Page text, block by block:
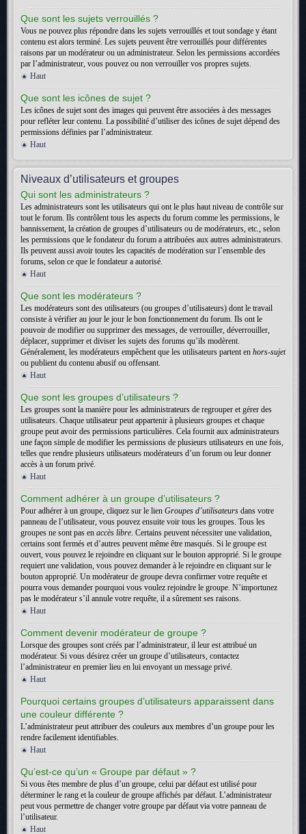
Que sont les sujets verrouillés ?
Vous ne pouvez plus répondre dans les sujets verrouillés et tout sondage y étant
contenu est alors terminé. Les sujets peuvent être verrouillés pour différentes
raisons par un modérateur ou un administrateur. Selon les permissions accordées
par l’administrateur, vous pouvez ou non verrouiller vos propres sujets.
Haut
Que sont les icônes de sujet ?
Les icônes de sujet sont des images qui peuvent être associées à des messages
pour refléter leur contenu. La possibilité d’utiliser des icônes de sujet dépend des
permissions définies par l’administrateur.
Haut
Niveaux d’utilisateurs et groupes
Qui sont les administrateurs ?
Les administrateurs sont les utilisateurs qui ont le plus haut niveau de contrôle sur
tout le forum. Ils contrôlent tous les aspects du forum comme les permissions, le
bannissement, la création de groupes d’utilisateurs ou de modérateurs, etc., selon
les permissions que le fondateur du forum a attribuées aux autres administrateurs.
Ils peuvent aussi avoir toutes les capacités de modération sur l’ensemble des
forums, selon ce que le fondateur a autorisé.
Haut
Que sont les modérateurs ?
Les modérateurs sont des utilisateurs (ou groupes d’utilisateurs) dont le travail
consiste à vérifier au jour le jour le bon fonctionnement du forum. Ils ont le
pouvoir de modifier ou supprimer des messages, de verrouiller, déverrouiller,
déplacer, supprimer et diviser les sujets des forums qu’ils modèrent.
Généralement, les modérateurs empêchent que les utilisateurs partent en hors-sujet
ou publient du contenu abusif ou offensant.
Haut
Que sont les groupes d’utilisateurs ?
Les groupes sont la manière pour les administrateurs de regrouper et gérer des
utilisateurs. Chaque utilisateur peut appartenir à plusieurs groupes et chaque
groupe peut avoir des permissions particulières. Cela fournit aux administrateurs
une façon simple de modifier les permissions de plusieurs utilisateurs en une fois,
telles que rendre plusieurs utilisateurs modérateurs d’un forum ou leur donner
accès à un forum privé.
Haut
Comment adhérer à un groupe d’utilisateurs ?
Pour adhérer à un groupe, cliquez sur le lien Groupes d’utilisateurs dans votre
panneau de l’utilisateur, vous pouvez ensuite voir tous les groupes. Tous les
groupes ne sont pas en accès libre. Certains peuvent nécessiter une validation,
certains sont fermés et d’autres peuvent même être masqués. Si le groupe est
ouvert, vous pouvez le rejoindre en cliquant sur le bouton approprié. Si le groupe
requiert une validation, vous pouvez demander à le rejoindre en cliquant sur le
bouton approprié. Un modérateur de groupe devra confirmer votre requête et
pourra vous demander pourquoi vous voulez rejoindre le groupe. N’importunez
pas le modérateur s’il annule votre requête, il a sûrement ses raisons.
Haut
Comment devenir modérateur de groupe ?
Lorsque des groupes sont créés par l’administrateur, il leur est attribué un
modérateur. Si vous désirez créer un groupe d’utilisateurs, contactez
l’administrateur en premier lieu en lui envoyant un message privé.
Haut
Pourquoi certains groupes d’utilisateurs apparaissent dans
une couleur différente ?
L’administrateur peut attribuer des couleurs aux membres d’un groupe pour les
rendre facilement identifiables.
Haut
Qu’est-ce qu’un « Groupe par défaut » ?
Si vous êtes membre de plus d’un groupe, celui par défaut est utilisé pour
déterminer le rang et la couleur de groupe affichés par défaut. L’administrateur
peut vous permettre de changer votre groupe par défaut via votre panneau de
l’utilisateur.
Haut